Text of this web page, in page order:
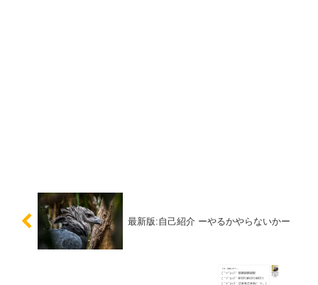
最新版:自己紹介 ーやるかやらないかー